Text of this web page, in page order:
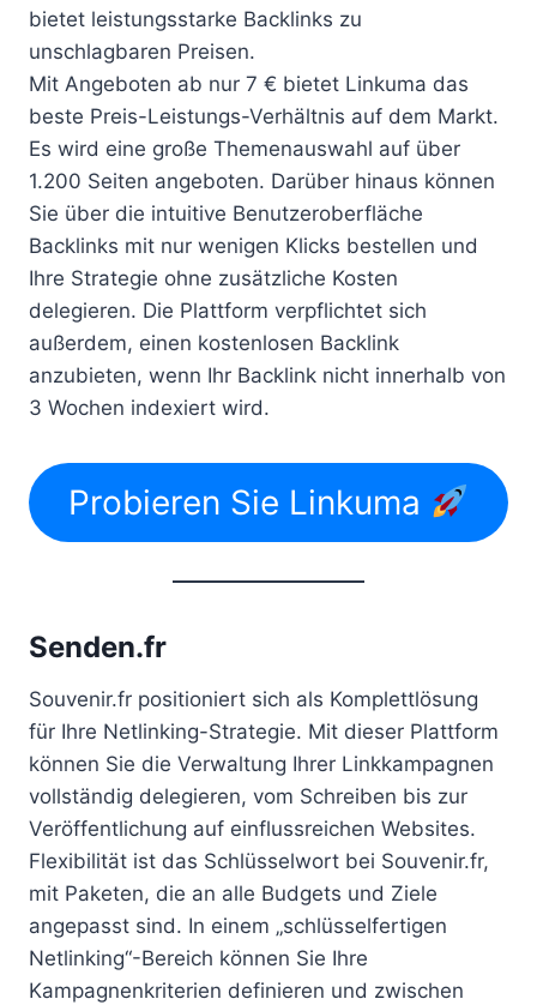
bietet leistungsstarke Backlinks zu
unschlagbaren Preisen.
Mit Angeboten ab nur 7 € bietet Linkuma das
beste Preis-Leistungs-Verhältnis auf dem Markt.
Es wird eine große Themenauswahl auf über
1.200 Seiten angeboten. Darüber hinaus können
Sie über die intuitive Benutzeroberfläche
Backlinks mit nur wenigen Klicks bestellen und
Ihre Strategie ohne zusätzliche Kosten
delegieren. Die Plattform verpflichtet sich
außerdem, einen kostenlosen Backlink
anzubieten, wenn Ihr Backlink nicht innerhalb von
3 Wochen indexiert wird.
Probieren Sie Linkuma
Senden.fr
Souvenir.fr positioniert sich als Komplettlösung
für Ihre Netlinking-Strategie. Mit dieser Plattform
können Sie die Verwaltung Ihrer Linkkampagnen
vollständig delegieren, vom Schreiben bis zur
Veröffentlichung auf einflussreichen Websites.
Flexibilität ist das Schlüsselwort bei Souvenir.fr,
mit Paketen, die an alle Budgets und Ziele
angepasst sind. In einem „schlüsselfertigen
Netlinking“-Bereich können Sie Ihre
Kampagnenkriterien definieren und zwischen